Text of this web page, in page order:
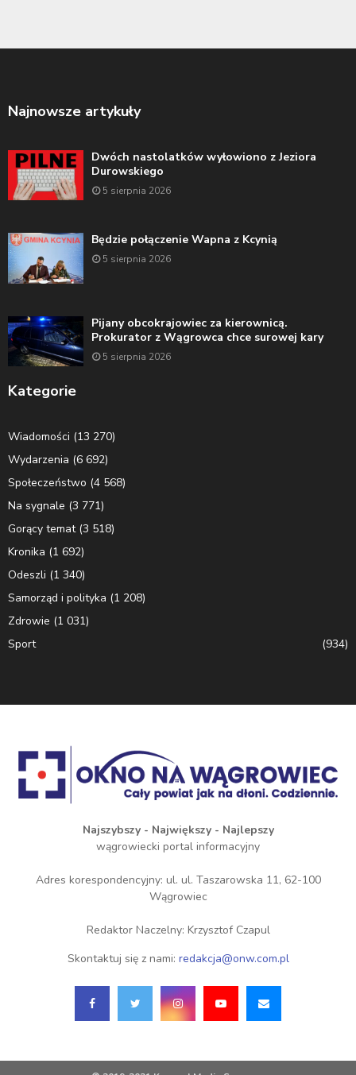
Najnowsze artykuły
Dwóch nastolatków wyłowiono z Jeziora
Durowskiego
5 sierpnia 2026
Będzie połączenie Wapna z Kcynią
5 sierpnia 2026
Pijany obcokrajowiec za kierownicą.
Prokurator z Wągrowca chce surowej kary
5 sierpnia 2026
Kategorie
Wiadomości (13 270)
Wydarzenia (6 692)
Społeczeństwo (4 568)
Na sygnale (3 771)
Gorący temat(3 518)
Kronika (1 692)
Odeszli (1 340)
Samorząd i polityka (1 208)
Zdrowie (1 031)
Sport
(934)
Najszybszy - Największy - Najlepszy
wągrowiecki portal informacyjny
Adres korespondencyjny: ul. ul. Taszarowska 11, 62-100
Wągrowiec
Redaktor Naczelny: Krzysztof Czapul
Skontaktuj się z nami: redakcja@onw.com.pl